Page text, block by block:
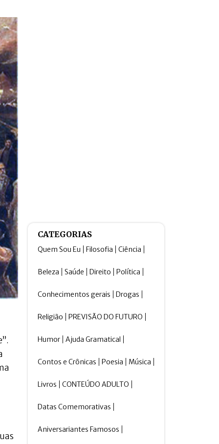
CATEGORIAS
Quem Sou Eu Filosofia Ciência
Beleza Saúde Direito Política
Conhecimentos gerais Drogas
Religião PREVISÃO DO FUTURO
Humor Ajuda Gramatical
Contos e Crônicas Poesia Música
Livros CONTEÚDO ADULTO
Datas Comemorativas
Aniversariantes Famosos